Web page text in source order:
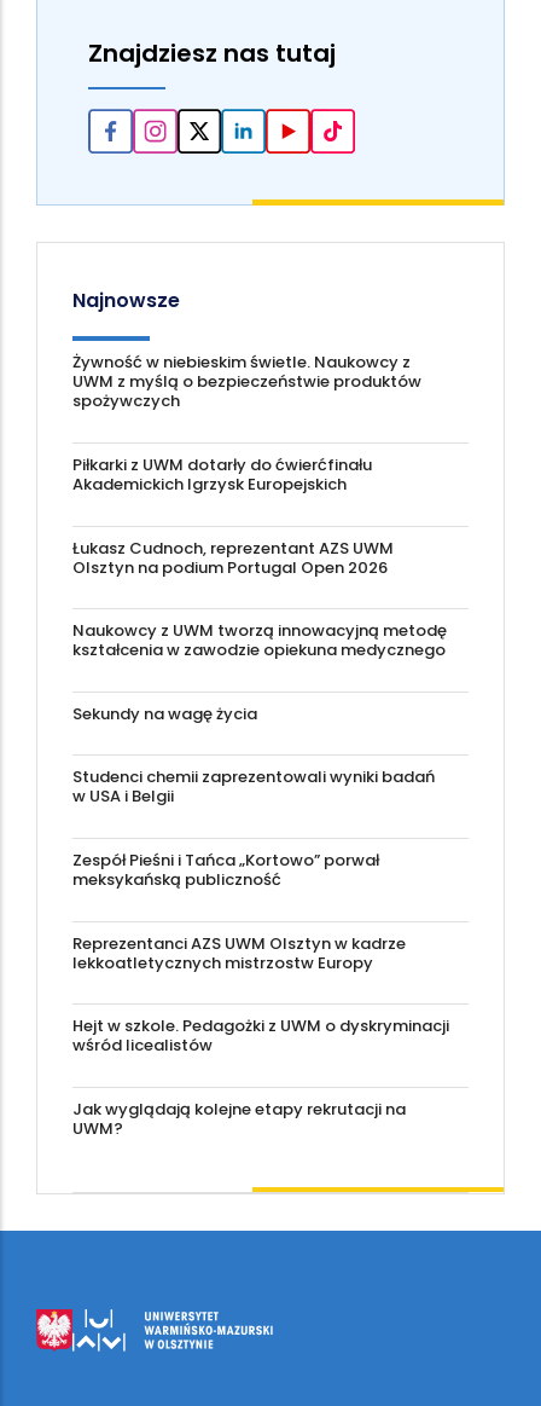
Znajdziesz nas tutaj
Najnowsze
Żywność w niebieskim świetle. Naukowcy z
UWM z myślą o bezpieczeństwie produktów
spożywczych
Piłkarki z UWM dotarły do ćwierćfinału
Akademickich Igrzysk Europejskich
Łukasz Cudnoch, reprezentant AZS UWM
Olsztyn na podium Portugal Open 2026
Naukowcy z UWM tworzą innowacyjną metodę
kształcenia w zawodzie opiekuna medycznego
Sekundy na wagę życia
Studenci chemii zaprezentowali wyniki badań
w USA i Belgii
Zespół Pieśni i Tańca „Kortowo” porwał
meksykańską publiczność
Reprezentanci AZS UWM Olsztyn w kadrze
lekkoatletycznych mistrzostw Europy
Hejt w szkole. Pedagożki z UWM o dyskryminacji
wśród licealistów
Jak wyglądają kolejne etapy rekrutacji na
UWM?